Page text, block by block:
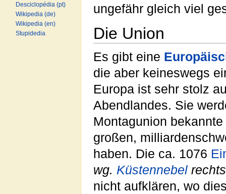
ungefähr gleich viel
Die Union
Es gibt eine
die aber keineswegs
Europa ist sehr stolz
Abendlandes. Sie
Montagunion
großen,
haben. Die ca. 1076
wg. Küstennebel
nicht aufklären, wo
Desciclopédia (pt)
Wikipedia (de)
Wikipedia (en)
Stupidedia